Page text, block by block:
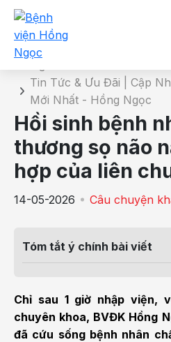
Chi tiết tin tức
Tin Tức & Ưu Đãi | Cập
Mới Nhất - Hồng Ngọc
Hồi sinh bệnh
thương sọ não
hợp của liên
14-05-2026 Câu chuyện
Tóm tắt ý chính bài viết
Chỉ sau 1 giờ nhập viện,
chuyên khoa, BVĐK Hồng
đã cứu sống bệnh nhân